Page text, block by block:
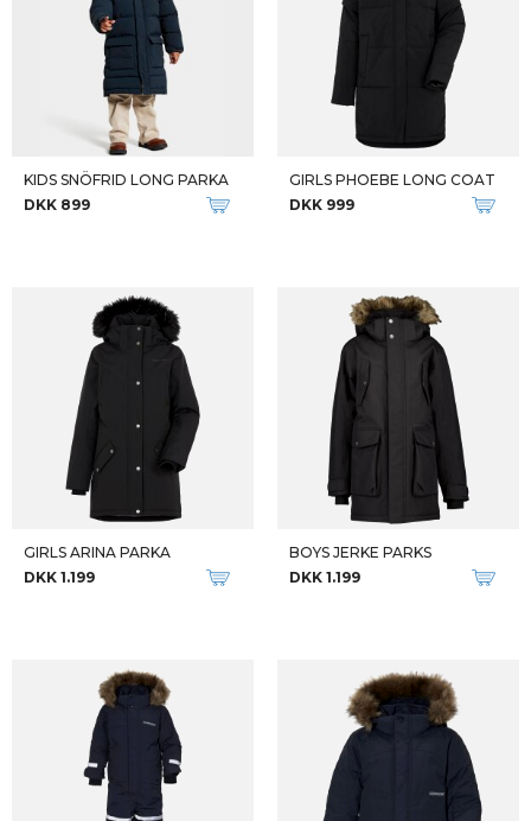
KIDS SNÖFRID LONG PARKA
DKK 899
GIRLS PHOEBE LONG COAT
DKK 999
GIRLS ARINA PARKA
DKK 1.199
BOYS JERKE PARKS
DKK 1.199